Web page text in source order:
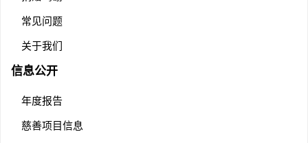
常见问题
关于我们
信息公开
年度报告
慈善项目信息